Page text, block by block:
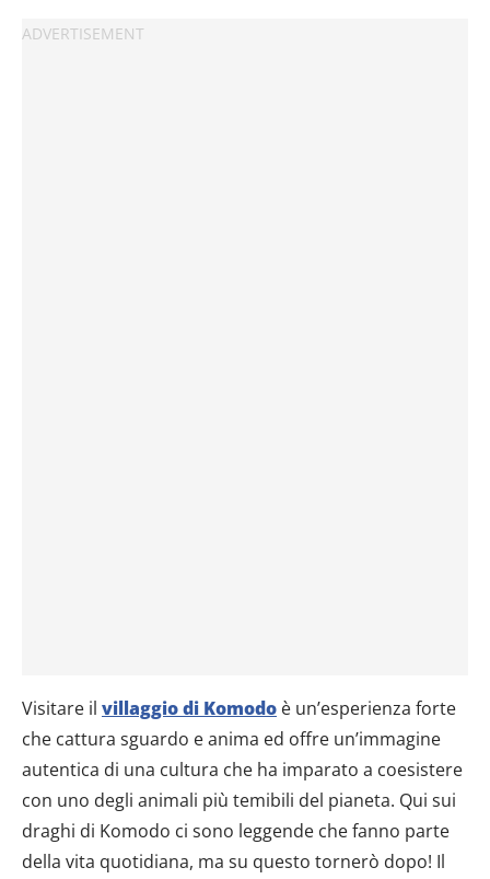
Visitare il villaggio di Komodo è un’esperienza forte
che cattura sguardo e anima ed offre un’immagine
autentica di una cultura che ha imparato a coesistere
con uno degli animali più temibili del pianeta. Qui sui
draghi di Komodo ci sono leggende che fanno parte
della vita quotidiana, ma su questo tornerò dopo! Il